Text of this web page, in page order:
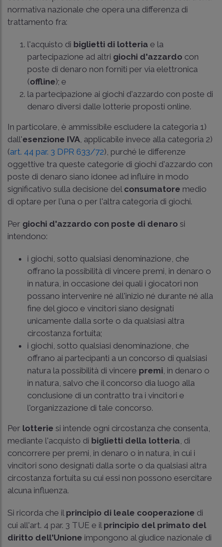
normativa nazionale che opera una differenza di
trattamento fra:
l'acquisto di biglietti di lotteria e la
partecipazione ad altri giochi d'azzardo con
poste di denaro non forniti per via elettronica
(offline); e
la partecipazione ai giochi d'azzardo con poste di
denaro diversi dalle lotterie proposti online.
In particolare, è ammissibile escludere la categoria 1)
dall'esenzione IVA , applicabile invece alla categoria 2)
(art. 44 par. 3 DPR 633/72), purché le differenze
oggettive tra queste categorie di giochi d'azzardo con
poste di denaro siano idonee ad influire in modo
significativo sulla decisione del consumatore medio
di optare per l'una o per l'altra categoria di giochi.
Per giochi d'azzardo con poste di denaro si
intendono:
i giochi, sotto qualsiasi denominazione, che
offrano la possibilità di vincere premi, in denaro o
in natura, in occasione dei quali i giocatori non
possano intervenire né all'inizio né durante né alla
fine del gioco e vincitori siano designati
unicamente dalla sorte o da qualsiasi altra
circostanza fortuita;
i giochi, sotto qualsiasi denominazione, che
offrano ai partecipanti a un concorso di qualsiasi
natura la possibilità di vincere premi , in denaro o
in natura, salvo che il concorso dia luogo alla
conclusione di un contratto tra i vincitori e
l'organizzazione di tale concorso.
Per lotterie si intende ogni circostanza che consenta,
mediante l'acquisto di biglietti della lotteria , di
concorrere per premi, in denaro o in natura, in cui i
vincitori sono designati dalla sorte o da qualsiasi altra
circostanza fortuita su cui essi non possono esercitare
alcuna influenza.
Si ricorda che il principio di leale cooperazione di
cui all'art. 4 par. 3 TUE e il principio del primato del
diritto dell'Unione impongono al giudice nazionale di